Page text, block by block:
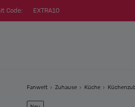
Code: EXTRA10
Fanwelt Zuhause Küche